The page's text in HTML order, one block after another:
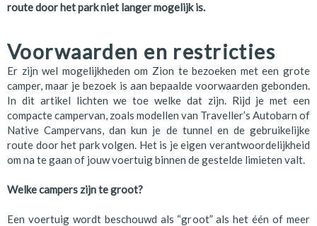
route door het park niet langer mogelijk is.
Voorwaarden en restricties
Er zijn wel mogelijkheden om Zion te bezoeken met een grote
camper, maar je bezoek is aan bepaalde voorwaarden gebonden.
In dit artikel lichten we toe welke dat zijn. Rijd je met een
compacte campervan, zoals modellen van Traveller’s Autobarn of
Native Campervans, dan kun je de tunnel en de gebruikelijke
route door het park volgen. Het is je eigen verantwoordelijkheid
om na te gaan of jouw voertuig binnen de gestelde limieten valt.
Welke campers zijn te groot?
Een voertuig wordt beschouwd als “groot” als het één of meer